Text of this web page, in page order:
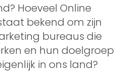
Hoeveel Online
bekend om zijn
bureaus die
en hun doelgroep
in ons land?